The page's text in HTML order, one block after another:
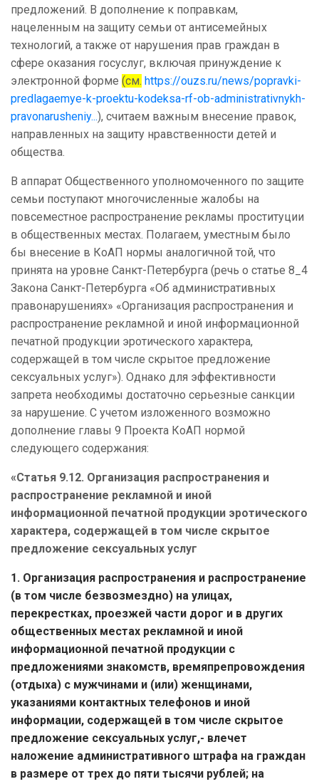
предложений. В дополнение к поправкам,
нацеленным на защиту семьи от антисемейных
технологий, а также от нарушения прав граждан в
сфере оказания госуслуг, включая принуждение к
электронной форме (см. https://ouzs.ru/news/popravki-
predlagaemye-k-proektu-kodeksa-rf-ob-administrativnykh-
pravonarusheniy...), считаем важным внесение правок,
направленных на защиту нравственности детей и
общества.
В аппарат Общественного уполномоченного по защите
семьи поступают многочисленные жалобы на
повсеместное распространение рекламы проституции
в общественных местах. Полагаем, уместным было
бы внесение в КоАП нормы аналогичной той, что
принята на уровне Санкт-Петербурга (речь о статье 8_4
Закона Санкт-Петербурга «Об административных
правонарушениях» «Организация распространения и
распространение рекламной и иной информационной
печатной продукции эротического характера,
содержащей в том числе скрытое предложение
сексуальных услуг»). Однако для эффективности
запрета необходимы достаточно серьезные санкции
за нарушение. С учетом изложенного возможно
дополнение главы 9 Проекта КоАП нормой
следующего содержания:
«Статья 9.12. Организация распространения и
распространение рекламной и иной
информационной печатной продукции эротического
характера, содержащей в том числе скрытое
предложение сексуальных услуг
1. Организация распространения и распространение
(в том числе безвозмездно) на улицах,
перекрестках, проезжей части дорог и в других
общественных местах рекламной и иной
информационной печатной продукции с
предложениями знакомств, времяпрепровождения
(отдыха) с мужчинами и (или) женщинами,
указаниями контактных телефонов и иной
информации, содержащей в том числе скрытое
предложение сексуальных услуг,- влечет
наложение административного штрафа на граждан
в размере от трех до пяти тысячи рублей; на